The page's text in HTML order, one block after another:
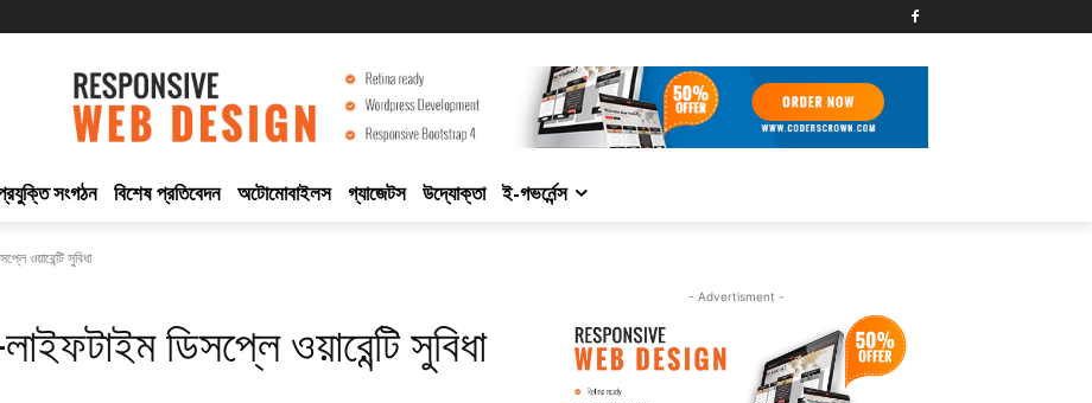
সংগঠন বিশেষ প্রতিবেদন অটোমোবাইলস গ্যাজেটস উদ্যোক্তা ই-গভর্নেন্স
ওয়ারেন্টি সুবিধা
ডিসপ্লে ওয়ারেন্টি সুবিধা
- Advertisment -